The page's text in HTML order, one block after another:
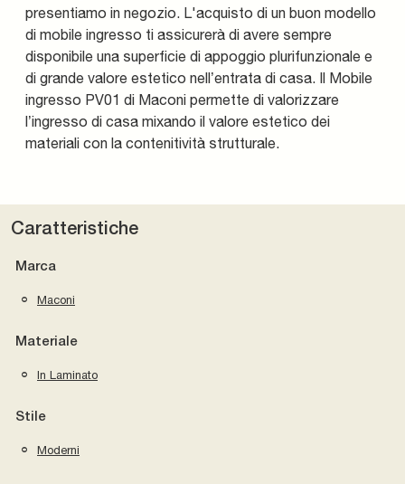
presentiamo in negozio. L'acquisto di un buon modello
di mobile ingresso ti assicurerà di avere sempre
disponibile una superficie di appoggio plurifunzionale e
di grande valore estetico nell’entrata di casa. Il Mobile
ingresso PV01 di Maconi permette di valorizzare
l’ingresso di casa mixando il valore estetico dei
materiali con la contenitività strutturale.
Caratteristiche
Marca
Maconi
Materiale
In Laminato
Stile
Moderni